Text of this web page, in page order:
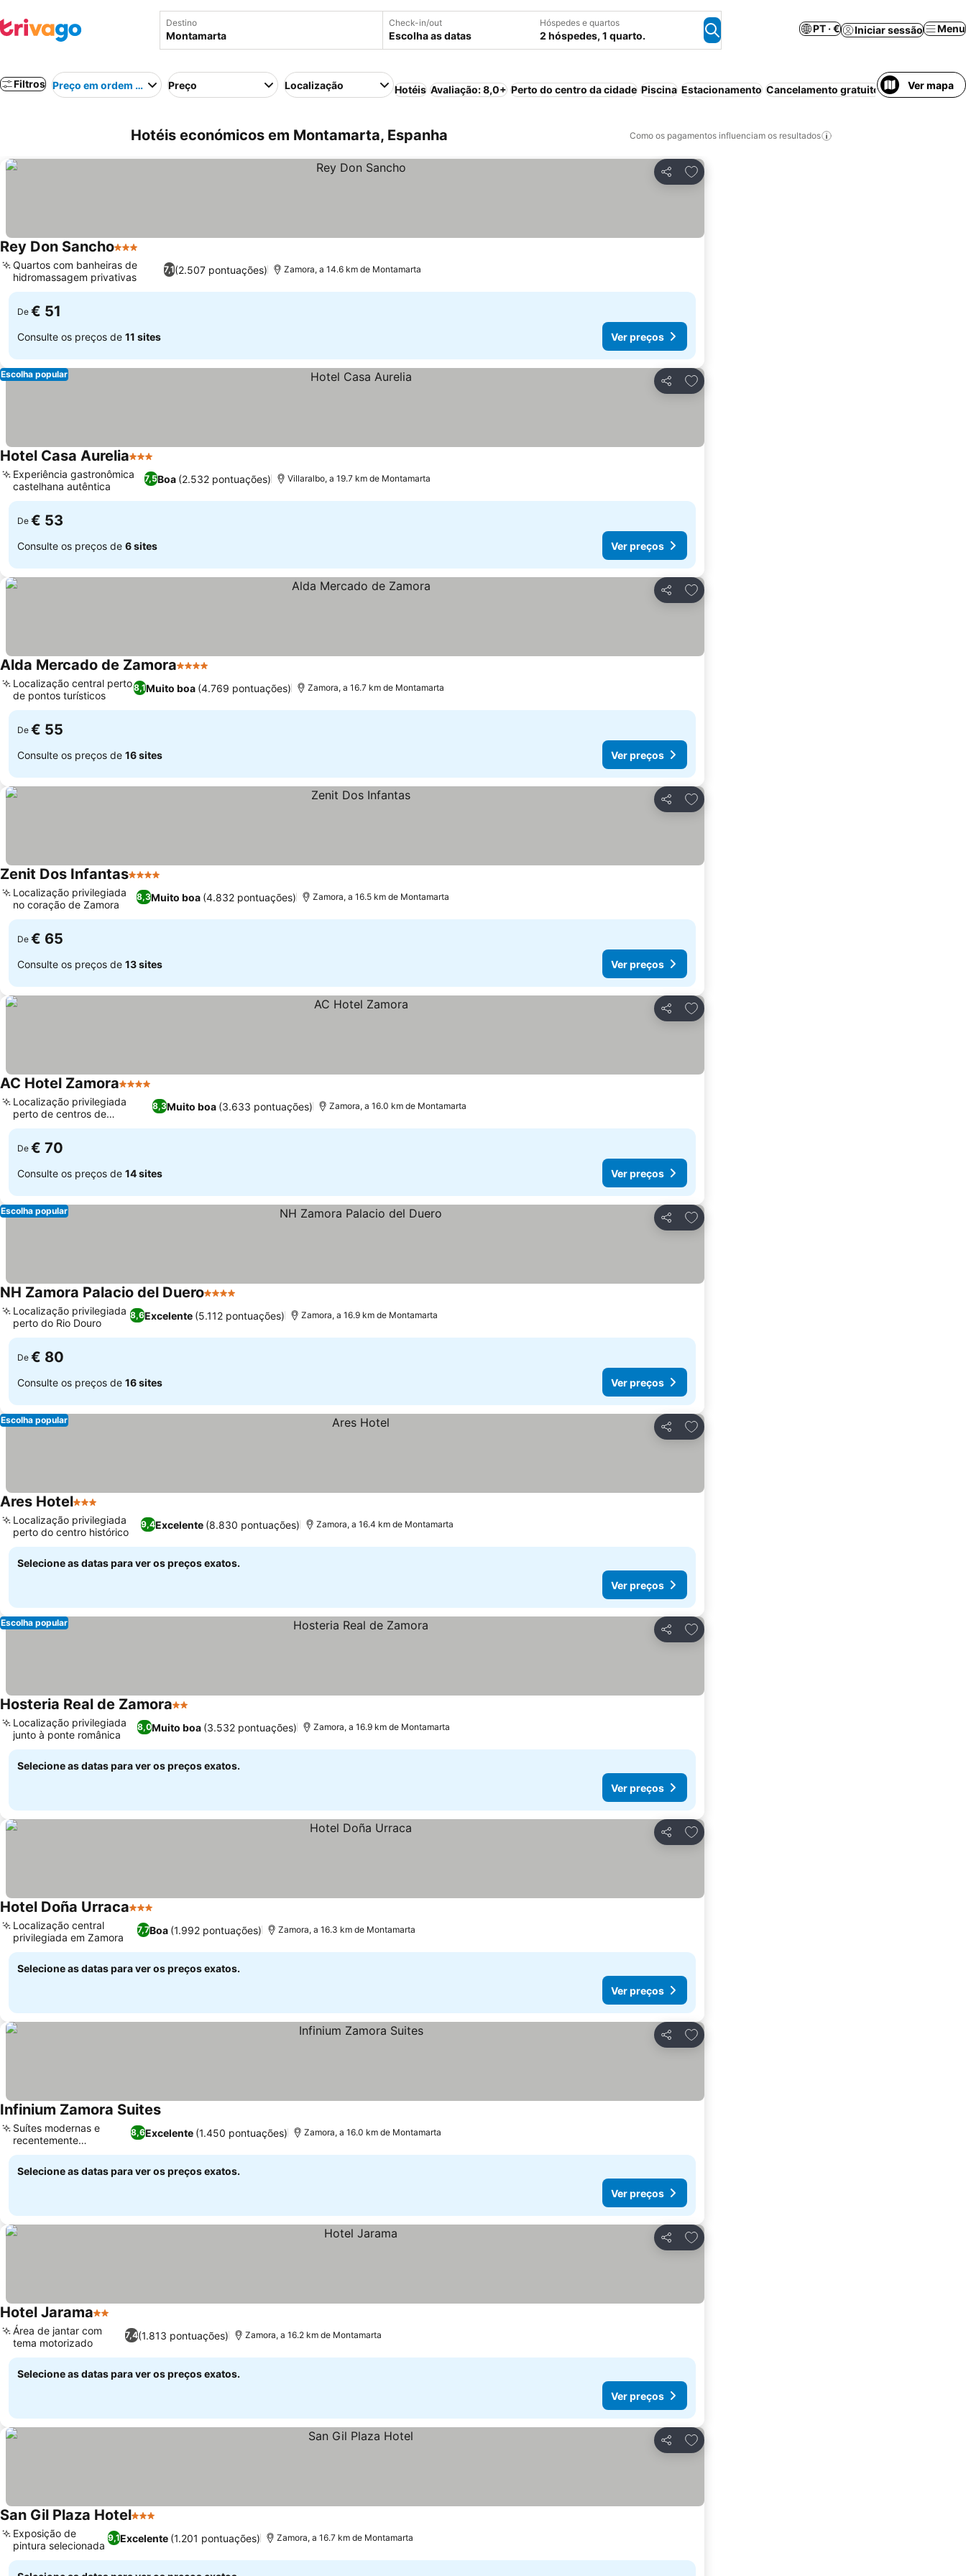
Destino Check-in/out
Escolha as datas
Hóspedes e quartos
2 hóspedes, 1 quarto.
PT · € Iniciar sessão Menu
Filtros Preço em ordem crescentePreço Localização Hotéis Avaliação: 8,0+ Perto do centro da cidade Piscina Estacionamento Cancelamento gratuito Ver mapa
Hotéis económicos em Montamarta, Espanha Como os pagamentos influenciam os resultados
Partilhar
Adicionar aos favoritos
Rey Don Sancho3 Estrelas
7,1(2.507 pontuações)
Quartos com banheiras de
hidromassagem privativas
Zamora, a 14.6 km de Montamarta
De € 51
Consulte os preços de 11 sites Ver preços
Partilhar
Adicionar aos favoritos
Escolha popular
Hotel Casa Aurelia3 Estrelas
7,5Boa (2.532 pontuações)
Experiência gastronômica
castelhana autêntica
Villaralbo, a 19.7 km de Montamarta
De € 53
Consulte os preços de 6 sites Ver preços
Partilhar
Adicionar aos favoritos
Alda Mercado de Zamora4 Estrelas
8,1Muito boa (4.769 pontuações)
Localização central perto
de pontos turísticos
Zamora, a 16.7 km de Montamarta
De € 55
Consulte os preços de 16 sites Ver preços
Partilhar
Adicionar aos favoritos
Zenit Dos Infantas4 Estrelas
8,3Muito boa (4.832 pontuações)
Localização privilegiada
no coração de Zamora
Zamora, a 16.5 km de Montamarta
De € 65
Consulte os preços de 13 sites Ver preços
Partilhar
Adicionar aos favoritos
AC Hotel Zamora4 Estrelas
8,3Muito boa (3.633 pontuações)
Localização privilegiada
perto de centros de
transporte
Zamora, a 16.0 km de Montamarta
De € 70
Consulte os preços de 14 sites Ver preços
Partilhar
Adicionar aos favoritos
Escolha popular
NH Zamora Palacio del Duero4 Estrelas
8,6Excelente (5.112 pontuações)
Localização privilegiada
perto do Rio Douro
Zamora, a 16.9 km de Montamarta
De € 80
Consulte os preços de 16 sites Ver preços
Partilhar
Adicionar aos favoritos
Escolha popular
Ares Hotel3 Estrelas
9,4Excelente (8.830 pontuações)
Localização privilegiada
perto do centro histórico
Zamora, a 16.4 km de Montamarta
Selecione as datas para ver os preços exatos.
Ver preços
Partilhar
Adicionar aos favoritos
Escolha popular
Hosteria Real de Zamora2 Estrelas
8,0Muito boa (3.532 pontuações)
Localização privilegiada
junto à ponte românica
Zamora, a 16.9 km de Montamarta
Selecione as datas para ver os preços exatos.
Ver preços
Partilhar
Adicionar aos favoritos
Hotel Doña Urraca3 Estrelas
7,7Boa (1.992 pontuações)
Localização central
privilegiada em Zamora
Zamora, a 16.3 km de Montamarta
Selecione as datas para ver os preços exatos.
Ver preços
Partilhar
Adicionar aos favoritos
Infinium Zamora SuitesVer preços
8,6Excelente (1.450 pontuações)
Suítes modernas e
recentemente
renovadas
Zamora, a 16.0 km de Montamarta
Selecione as datas para ver os preços exatos.
Ver preços
Partilhar
Adicionar aos favoritos
Hotel Jarama2 Estrelas
7,4(1.813 pontuações)
Área de jantar com
tema motorizado
Zamora, a 16.2 km de Montamarta
Selecione as datas para ver os preços exatos.
Ver preços
Partilhar
Adicionar aos favoritos
San Gil Plaza Hotel3 Estrelas
9,1Excelente (1.201 pontuações)
Exposição de
pintura selecionada
Zamora, a 16.7 km de Montamarta